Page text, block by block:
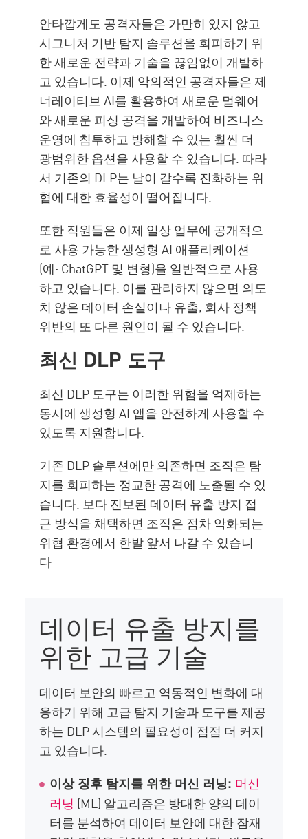
안타깝게도 공격자들은 가만히 있지 않고
시그니처 기반 탐지 솔루션을 회피하기 위
한 새로운 전략과 기술을 끊임없이 개발하
고 있습니다. 이제 악의적인 공격자들은 제
너레이티브 AI를 활용하여 새로운 멀웨어
와 새로운 피싱 공격을 개발하여 비즈니스
운영에 침투하고 방해할 수 있는 훨씬 더
광범위한 옵션을 사용할 수 있습니다. 따라
서 기존의 DLP는 날이 갈수록 진화하는 위
협에 대한 효율성이 떨어집니다.
또한 직원들은 이제 일상 업무에 공개적으
로 사용 가능한 생성형 AI 애플리케이션
(예: ChatGPT 및 변형)을 일반적으로 사용
하고 있습니다. 이를 관리하지 않으면 의도
치 않은 데이터 손실이나 유출, 회사 정책
위반의 또 다른 원인이 될 수 있습니다.
최신 DLP 도구
최신 DLP 도구는 이러한 위험을 억제하는
동시에 생성형 AI 앱을 안전하게 사용할 수
있도록 지원합니다.
기존 DLP 솔루션에만 의존하면 조직은 탐
지를 회피하는 정교한 공격에 노출될 수 있
습니다. 보다 진보된 데이터 유출 방지 접
근 방식을 채택하면 조직은 점차 악화되는
위협 환경에서 한발 앞서 나갈 수 있습니
다.
데이터 유출 방지를
위한 고급 기술
데이터 보안의 빠르고 역동적인 변화에 대
응하기 위해 고급 탐지 기술과 도구를 제공
하는 DLP 시스템의 필요성이 점점 더 커지
고 있습니다.
이상 징후 탐지를 위한 머신 러닝: 머신
러닝 (ML) 알고리즘은 방대한 양의 데이
터를 분석하여 데이터 보안에 대한 잠재